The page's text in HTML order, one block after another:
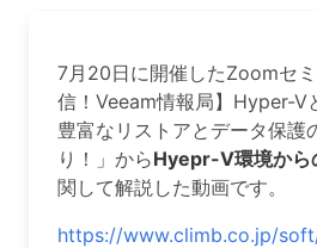
7月20日に開催したZoomセ
信！Veeam情報局】Hyper-V
豊富なリストアとデータ保護
り！」からHyepr-V環境から
関して解説した動画です。
https://www.climb.co.jp/